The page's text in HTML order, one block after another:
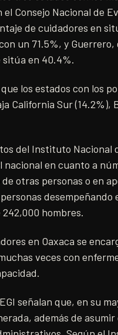
Consejo Nacional de
de cuidadores en
un 71.5%, y
sitúa en 40.4%.
los estados con los
California Sur (14.2%),
del Instituto Nacional
nacional en cuanto a
otras personas o en
hombres.
en Oaxaca se
veces con
señalan que, en su
además de